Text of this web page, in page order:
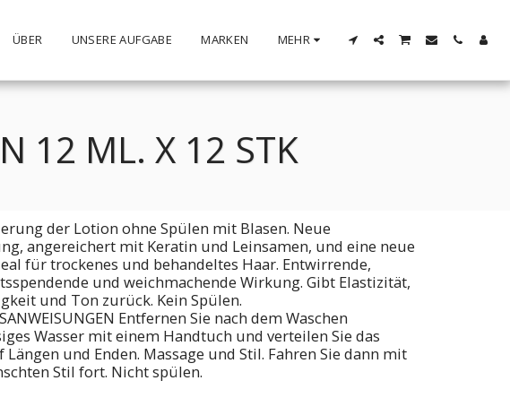
ÜBER UNSERE AUFGABE MARKEN MEHR
12 ML. X 12 STK
der Lotion ohne Spülen mit Blasen. Neue
angereichert mit Keratin und Leinsamen, und eine neue
für trockenes und behandeltes Haar. Entwirrende,
und weichmachende Wirkung. Gibt Elastizität,
und Ton zurück. Kein Spülen.
Entfernen Sie nach dem Waschen
Wasser mit einem Handtuch und verteilen Sie das
und Enden. Massage und Stil. Fahren Sie dann mit
Stil fort. Nicht spülen.